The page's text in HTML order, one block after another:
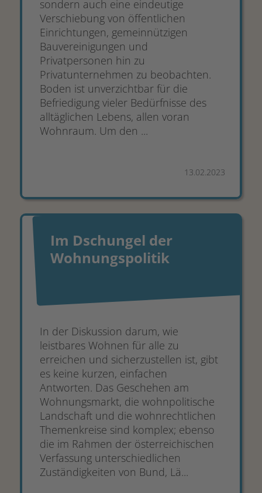
sondern auch eine eindeutige
Verschiebung von öffentlichen
Einrichtungen, gemeinnützigen
Bauvereinigungen und
Privatpersonen hin zu
Privatunternehmen zu beobachten.
Boden ist unverzichtbar für die
Befriedigung vieler Bedürfnisse des
alltäglichen Lebens, allen voran
Wohnraum. Um den ...
13.02.2023
Im Dschungel der
Wohnungspolitik
In der Diskussion darum, wie
leistbares Wohnen für alle zu
erreichen und sicherzustellen ist, gibt
es keine kurzen, einfachen
Antworten. Das Geschehen am
Wohnungsmarkt, die wohnpolitische
Landschaft und die wohnrechtlichen
Themenkreise sind komplex; ebenso
die im Rahmen der österreichischen
Verfassung unterschiedlichen
Zuständigkeiten von Bund, Lä...